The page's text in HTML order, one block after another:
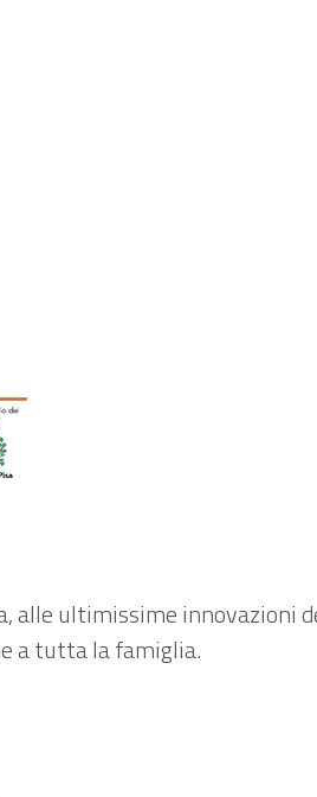
alle ultimissime innovazioni
a tutta la famiglia.